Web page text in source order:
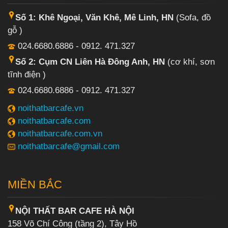
Số 1: Khê Ngoại, Văn Khê, Mê Linh, HN (Sofa, đồ
gỗ )
024.6680.6886 - 0912. 471.327
Số 2: Cụm CN Liên Hà Đông Anh, HN (cơ khí, sơn
tĩnh điện )
024.6680.6886 - 0912. 471.327
noithatbarcafe.vn
noithatbarcafe.com
noithatbarcafe.com.vn
noithatbarcafe@gmail.com
MIỀN BẮC
NỘI THẤT BAR CAFE HÀ NỘI
158 Võ Chí Công (tầng 2), Tây Hồ